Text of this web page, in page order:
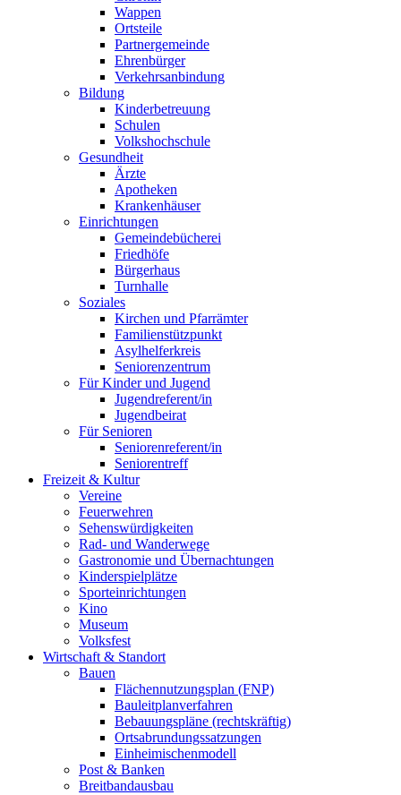
Wappen
Ortsteile
Partnergemeinde
Ehrenbürger
Verkehrsanbindung
Bildung
Kinderbetreuung
Schulen
Volkshochschule
Gesundheit
Ärzte
Apotheken
Krankenhäuser
Einrichtungen
Gemeindebücherei
Friedhöfe
Bürgerhaus
Turnhalle
Soziales
Kirchen und Pfarrämter
Familienstützpunkt
Asylhelferkreis
Seniorenzentrum
Für Kinder und Jugend
Jugendreferent/in
Jugendbeirat
Für Senioren
Seniorenreferent/in
Seniorentreff
Freizeit & Kultur
Vereine
Feuerwehren
Sehenswürdigkeiten
Rad- und Wanderwege
Gastronomie und Übernachtungen
Kinderspielplätze
Sporteinrichtungen
Kino
Museum
Volksfest
Wirtschaft & Standort
Bauen
Flächennutzungsplan (FNP)
Bauleitplanverfahren
Bebauungspläne (rechtskräftig)
Ortsabrundungssatzungen
Einheimischenmodell
Post & Banken
Breitbandausbau